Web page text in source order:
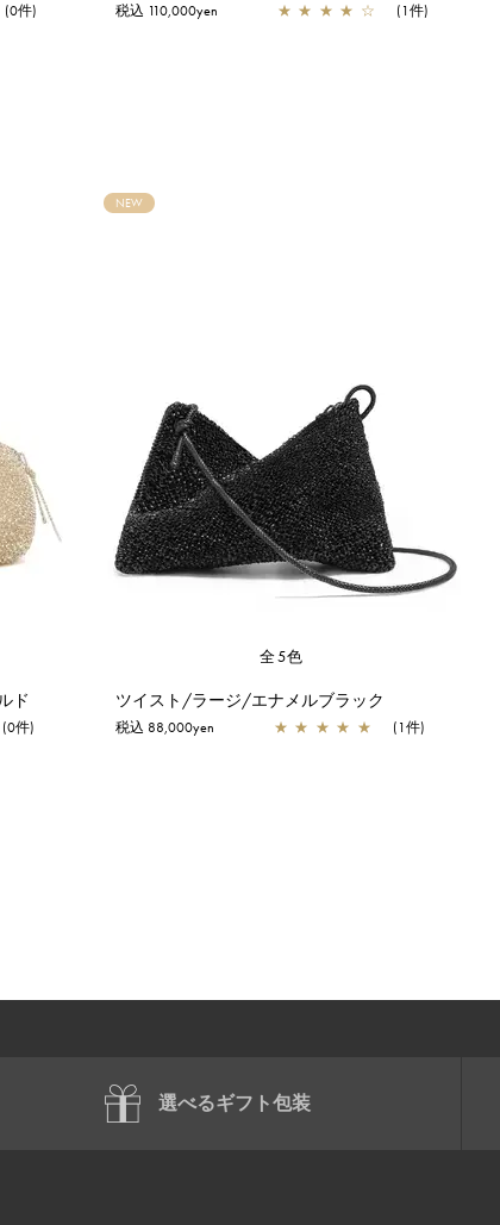
(0件) 税込 110,000yen ★ ★ ★ ★ ☆ (1件)
ド
(0件)
NEW
全5色
ツイスト/ラージ/エナメルブラック
税込 88,000yen ★ ★ ★ ★ ★ (1件)
選べるギフト包装